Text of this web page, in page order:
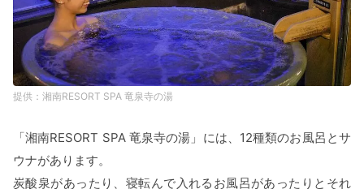
湘南RESORT SPA 竜泉寺の湯
「湘南RESORT SPA 竜泉寺の湯」には、12種類のお風呂とサ
ウナがあります。
炭酸泉があったり、寝転んで⼊れるお風呂があったりとそれ